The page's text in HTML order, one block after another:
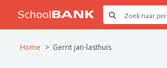
Home Gerrit jan-lasthuis